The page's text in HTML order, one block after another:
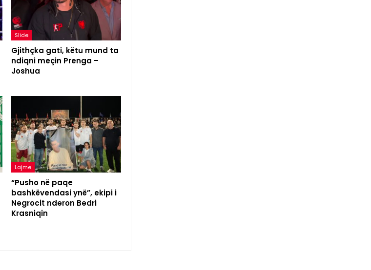
Slide
Gjithçka gati, këtu mund ta
ndiqni meçin Prenga –
Joshua
Lajme
“Pusho në paqe
bashkëvendasi ynë”, ekipi i
Negrocit nderon Bedri
Krasniqin